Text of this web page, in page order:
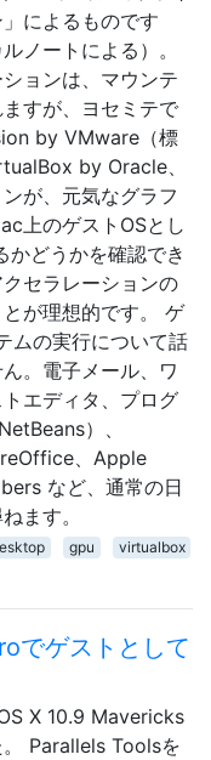
によるものです
ノートによる）。
ョンは、マウンテ
すが、ヨセミテで
by VMware（標
by Oracle、
が、元気なグラフ
上のゲストOSとし
どうかを確認でき
セラレーションの
が理想的です。 ゲ
ムの実行について話
。電子メール、ワ
エディタ、プログ
）、
、Apple
など、通常の日
ます。
gpu virtualbox
でゲストとして
X 10.9 Mavericks
Parallels Toolsを